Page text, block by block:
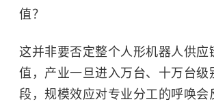
值？
这并非要否定整个人形机器人供应
值，产业一旦进入万台、十万台级
段，规模效应对专业分工的呼唤会